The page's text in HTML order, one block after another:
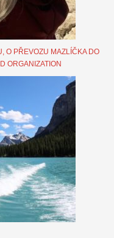
O PŘEVOZU MAZLÍČKA DO
ORGANIZATION